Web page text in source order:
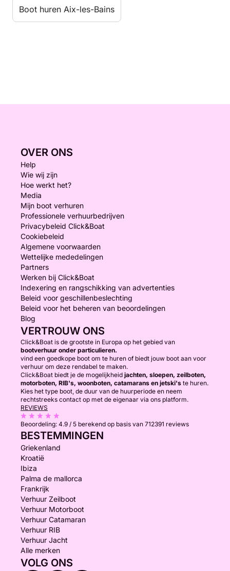
Boot huren Aix-les-Bains
OVER ONS
Help
Wie wij zijn
Hoe werkt het?
Media
Mijn boot verhuren
Professionele verhuurbedrijven
Privacybeleid Click&Boat
Cookiebeleid
Algemene voorwaarden
Wettelijke mededelingen
Partners
Werken bij Click&Boat
Indexering en rangschikking van advertenties
Beleid voor geschillenbeslechting
Beleid voor het beheren van beoordelingen
Blog
VERTROUW ONS
Click&Boat is de grootste in Europa op het gebied van
bootverhuur onder particulieren.
vind een goedkope boot om te huren of biedt jouw boot aan voor
verhuur om deze rendabel te maken.
Click&Boat biedt je de mogelijkheid jachten, sloepen, zeilboten,
motorboten, RIB's, woonboten, catamarans en jetski's te huren.
Kies het type boot, de duur van de huurperiode en neem
rechtstreeks contact op met de eigenaar via ons platform.
REVIEWS
Beoordeling: 4.9 / 5 berekend op basis van 712391 reviews
BESTEMMINGEN
Griekenland
Kroatië
Ibiza
Palma de mallorca
Frankrijk
Verhuur Zeilboot
Verhuur Motorboot
Verhuur Catamaran
Verhuur RIB
Verhuur Jacht
Alle merken
VOLG ONS